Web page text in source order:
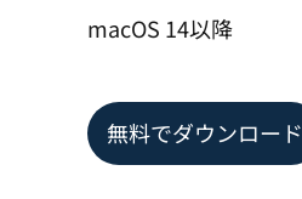
macOS 14以降
無料でダウンロード